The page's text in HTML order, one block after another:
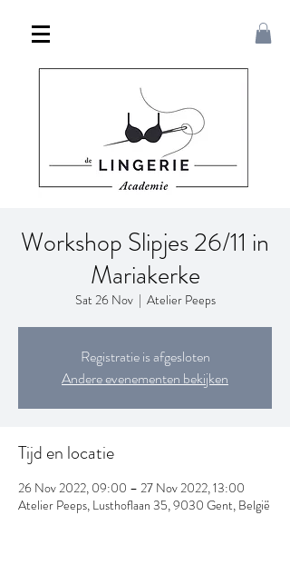
Workshop Slipjes 26/11 in
Mariakerke
Sat 26 Nov
  |
Atelier Peeps
Registratie is afgesloten
Andere evenementen bekijken
Tijd en locatie
26 Nov 2022, 09:00 – 27 Nov 2022, 13:00
Atelier Peeps, Lusthoflaan 35, 9030 Gent, België